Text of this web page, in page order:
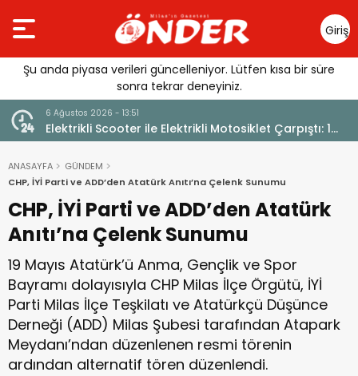
Giriş
Yap
Şu anda piyasa verileri güncelleniyor. Lütfen kısa bir süre
sonra tekrar deneyiniz.
6 Ağustos 2026 - 13:51
Elektrikli Scooter ile Elektrikli Motosiklet Çarpıştı: 1
Yaralı
ANASAYFA
GÜNDEM
CHP, İYİ Parti ve ADD’den Atatürk Anıtı’na Çelenk Sunumu
CHP, İYİ Parti ve ADD’den Atatürk
Anıtı’na Çelenk Sunumu
19 Mayıs Atatürk’ü Anma, Gençlik ve Spor
Bayramı dolayısıyla CHP Milas İlçe Örgütü, İYİ
Parti Milas İlçe Teşkilatı ve Atatürkçü Düşünce
Derneği (ADD) Milas Şubesi tarafından Atapark
Meydanı’ndan düzenlenen resmi törenin
ardından alternatif tören düzenlendi.